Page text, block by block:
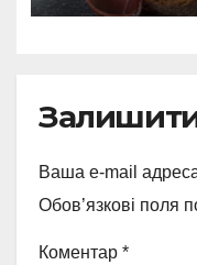
Залишити
Ваша e-mail
Обов’язкові поля
Коментар *